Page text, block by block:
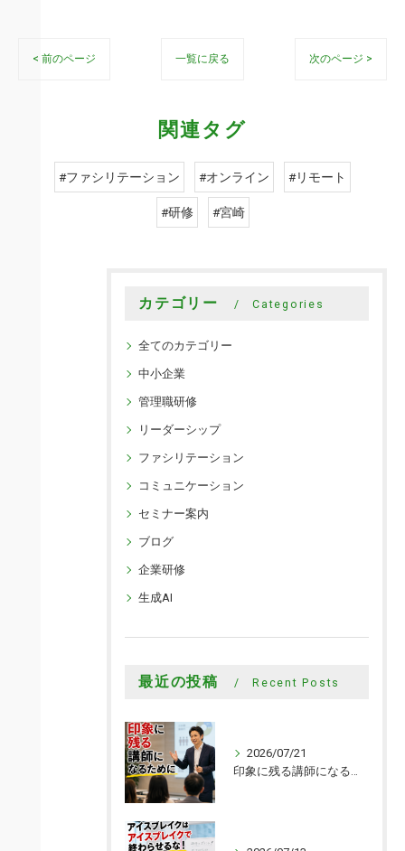
< 前のページ 一覧に戻る 次のページ >
関連タグ
#ファシリテーション #オンライン #リモート
#研修 #宮崎
カテゴリー Categories
全てのカテゴリー
中小企業
管理職研修
リーダーシップ
ファシリテーション
コミュニケーション
セミナー案内
ブログ
企業研修
生成AI
最近の投稿 Recent Posts
2026/07/21